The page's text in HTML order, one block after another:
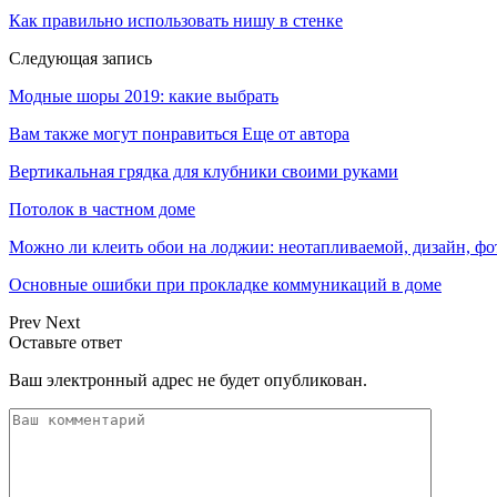
Как правильно использовать нишу в стенке
Следующая запись
Модные шоры 2019: какие выбрать
Вам также могут понравиться Еще от автора
Вертикальная грядка для клубники своими руками
Потолок в частном доме
Можно ли клеить обои на лоджии: неотапливаемой, дизайн,
Основные ошибки при прокладке коммуникаций в доме
Prev Next
Оставьте ответ
Ваш электронный адрес не будет опубликован.